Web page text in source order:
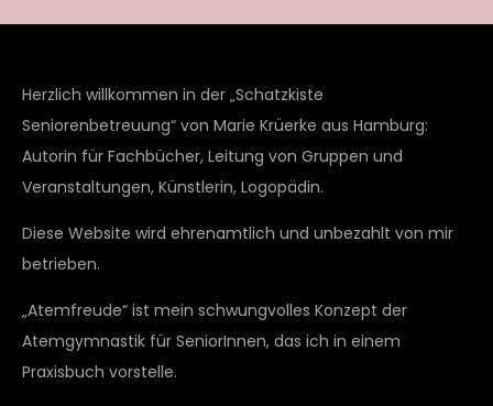
Herzlich willkommen in der „Schatzkiste
Seniorenbetreuung“ von Marie Krüerke aus Hamburg:
Autorin für Fachbücher, Leitung von Gruppen und
Veranstaltungen, Künstlerin, Logopädin.
Diese Website wird ehrenamtlich und unbezahlt von mir
betrieben.
„Atemfreude“ ist mein schwungvolles Konzept der
Atemgymnastik für SeniorInnen, das ich in einem
Praxisbuch vorstelle.